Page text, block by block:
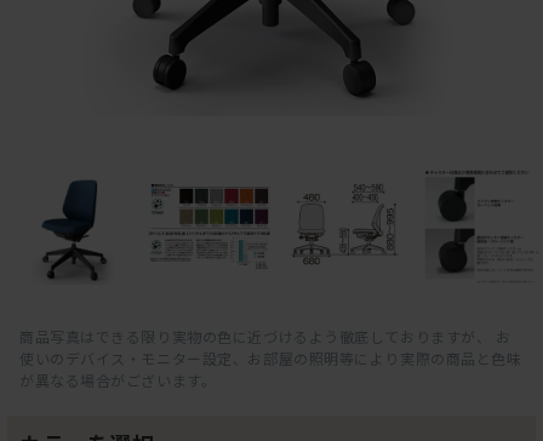
商品写真はできる限り実物の色に近づけるよう徹底しておりますが、 お
使いのデバイス・モニター設定、お部屋の照明等により実際の商品と色味
が異なる場合がございます。